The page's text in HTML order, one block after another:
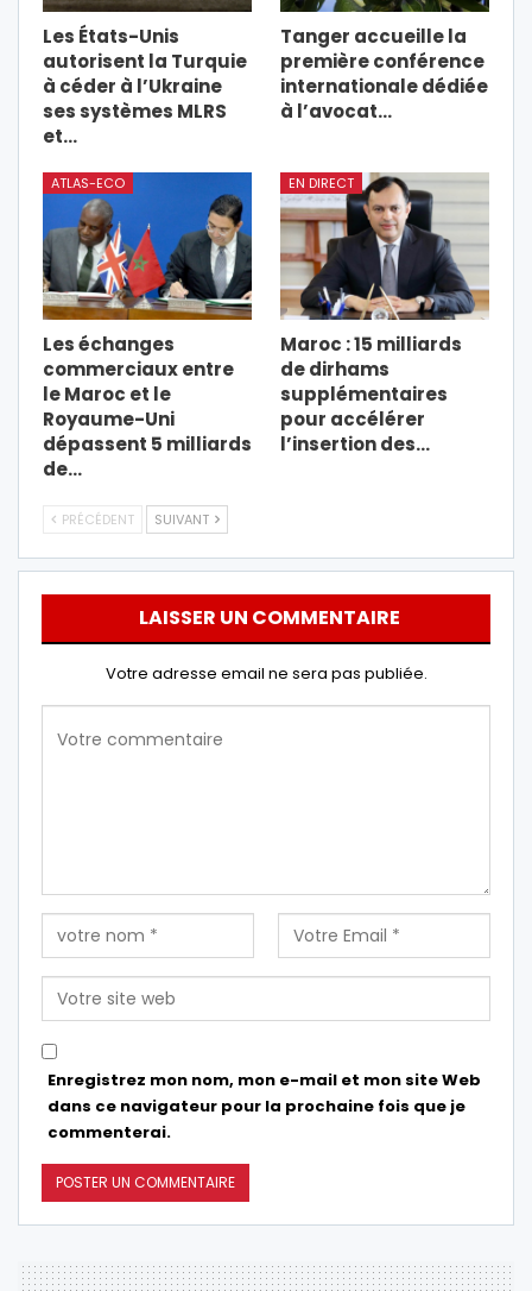
Les États-Unis
autorisent la Turquie
à céder à l’Ukraine
ses systèmes MLRS
et…
Tanger accueille la
première conférence
internationale dédiée
à l’avocat…
ATLAS-ECO
Les échanges
commerciaux entre
le Maroc et le
Royaume-Uni
dépassent 5 milliards
de…
EN DIRECT
Maroc : 15 milliards
de dirhams
supplémentaires
pour accélérer
l’insertion des…
PRÉCÉDENT SUIVANT
LAISSER UN COMMENTAIRE
Votre adresse email ne sera pas publiée.
Enregistrez mon nom, mon e-mail et mon site Web
dans ce navigateur pour la prochaine fois que je
commenterai.